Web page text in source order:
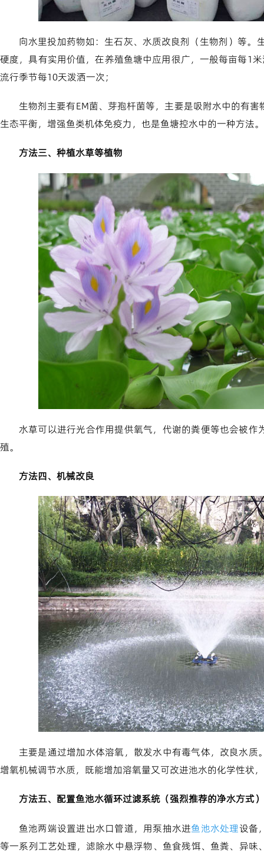
向水里投加药物如：生石灰、水质改良剂（生物剂）等。
硬度，具有实用价值，在养殖鱼塘中应用很广，一般每亩每1
流行季节每10天泼洒一次；
生物剂主要有EM菌、芽孢杆菌等，主要是吸附水中的有
生态平衡，增强鱼类机体免疫力，也是鱼塘控水中的一种方法。
方法三、种植水草等植物
水草可以进行光合作用提供氧气，代谢的粪便等也会被
殖。
方法四、机械改良
主要是通过增加水体溶氧，散发水中有毒气体，改良水
增氧机械调节水质，既能增加溶氧量又可改进池水的化学性状
方法五、配置鱼池水循环过滤系统（强烈推荐的净水方式）
鱼池两端设置进出水口管道，用泵抽水进鱼池水处理设备
等一系列工艺处理，滤除水中悬浮物、鱼食残饵、鱼粪、异